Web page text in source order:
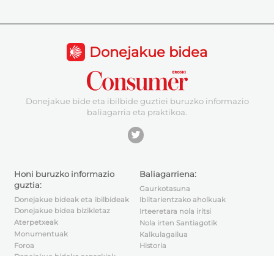
Donejakue bidea
Donejakue bide eta ibilbide guztiei buruzko informazio
baliagarria eta praktikoa.
Honi buruzko informazio
guztia:
Donejakue bideak eta ibilbideak
Donejakue bidea bizikletaz
Aterpetxeak
Monumentuak
Foroa
Baliagarriena:
Gaurkotasuna
Ibiltarientzako aholkuak
Irteeretara nola iritsi
Nola irten Santiagotik
Kalkulagailua
Historia